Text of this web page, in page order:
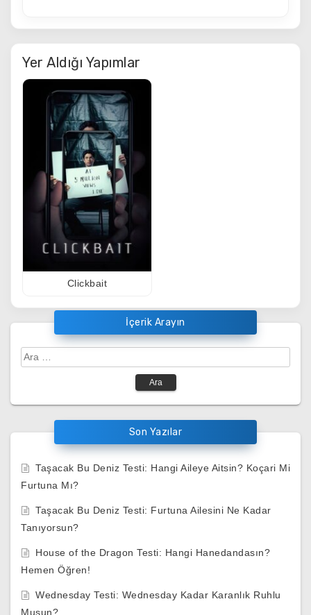
Yer Aldığı Yapımlar
Clickbait
İçerik Arayın
Arama:
Son Yazılar
Taşacak Bu Deniz Testi: Hangi Aileye Aitsin? Koçari Mi
Furtuna Mı?
Taşacak Bu Deniz Testi: Furtuna Ailesini Ne Kadar
Tanıyorsun?
House of the Dragon Testi: Hangi Hanedandasın?
Hemen Öğren!
Wednesday Testi: Wednesday Kadar Karanlık Ruhlu
Musun?